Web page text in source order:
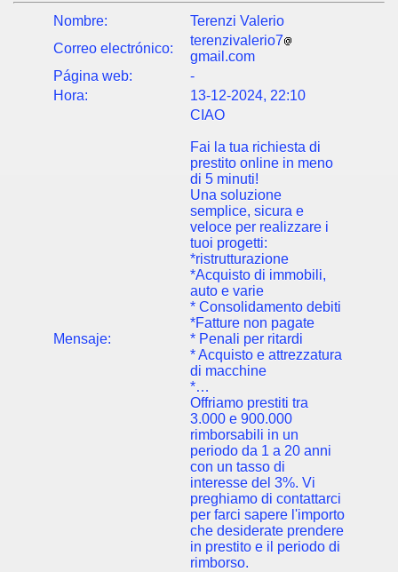
Nombre:
Terenzi Valerio
Correo electrónico:
terenzivalerio7
gmail.com
Página web:
-
Hora:
13-12-2024, 22:10
Mensaje:
CIAO
Fai la tua richiesta di
prestito online in meno
di 5 minuti!
Una soluzione
semplice, sicura e
veloce per realizzare i
tuoi progetti:
*ristrutturazione
*Acquisto di immobili,
auto e varie
* Consolidamento debiti
*Fatture non pagate
* Penali per ritardi
* Acquisto e attrezzatura
di macchine
*…
Offriamo prestiti tra
3.000 e 900.000
rimborsabili in un
periodo da 1 a 20 anni
con un tasso di
interesse del 3%. Vi
preghiamo di contattarci
per farci sapere l'importo
che desiderate prendere
in prestito e il periodo di
rimborso.